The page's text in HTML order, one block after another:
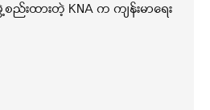
စည်းထားတဲ့ KNA က ကျန်းမာရေး